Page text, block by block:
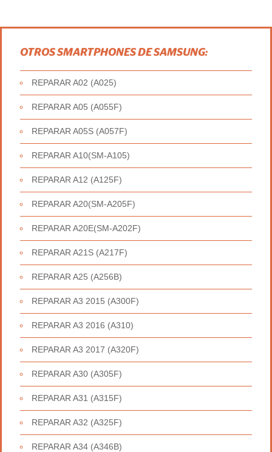
OTROS SMARTPHONES DE SAMSUNG:
REPARAR A02 (A025)
REPARAR A05 (A055F)
REPARAR A05S (A057F)
REPARAR A10(SM-A105)
REPARAR A12 (A125F)
REPARAR A20(SM-A205F)
REPARAR A20E(SM-A202F)
REPARAR A21S (A217F)
REPARAR A25 (A256B)
REPARAR A3 2015 (A300F)
REPARAR A3 2016 (A310)
REPARAR A3 2017 (A320F)
REPARAR A30 (A305F)
REPARAR A31 (A315F)
REPARAR A32 (A325F)
REPARAR A34 (A346B)